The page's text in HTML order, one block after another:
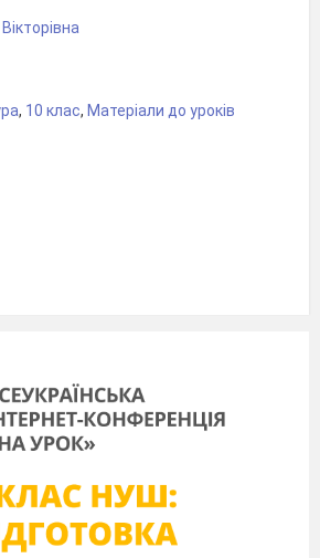
написана народною мовою.
було відкрито перший
«Наталка Полтавка»
у давньогрецькому театрі.
два брати якої і одна
, 10 клас, Матеріали до уроків